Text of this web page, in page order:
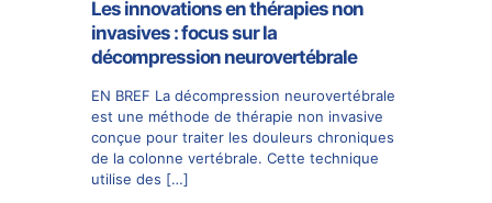
Les innovations en thérapies non
invasives : focus sur la
décompression neurovertébrale
EN BREF La décompression neurovertébrale
est une méthode de thérapie non invasive
conçue pour traiter les douleurs chroniques
de la colonne vertébrale. Cette technique
utilise des […]